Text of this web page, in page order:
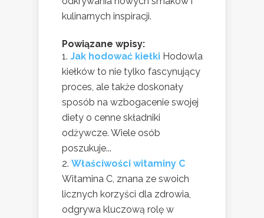
kulinarnych inspiracji.
Powiązane wpisy:
Jak hodować kiełki Hodowla
kiełków to nie tylko fascynujący
proces, ale także doskonały
sposób na wzbogacenie swojej
diety o cenne składniki
odżywcze. Wiele osób
poszukuje...
Właściwości witaminy C
Witamina C, znana ze swoich
licznych korzyści dla zdrowia,
odgrywa kluczową rolę w